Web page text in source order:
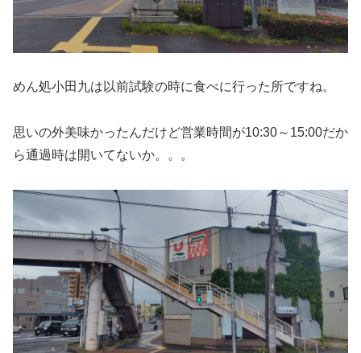
めん処小田九は以前試験の時に食べに行った所ですね。
思いの外美味かったんだけど営業時間が10:30～15:00だか
ら通過時は開いてないか。。。